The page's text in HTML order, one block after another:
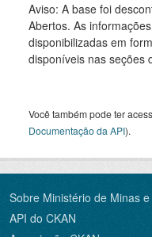
Aviso: A base foi
Abertos. As
disponibilizadas em
disponíveis nas seções
Você também pode ter
Documentação da API).
Sobre Ministério de Minas
API do CKAN